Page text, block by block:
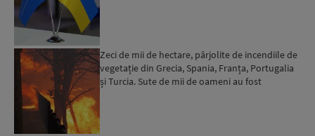
Zeci de mii de hectare, pârjolite de incendiile de
vegetație din Grecia, Spania, Franța, Portugalia
și Turcia. Sute de mii de oameni au fost